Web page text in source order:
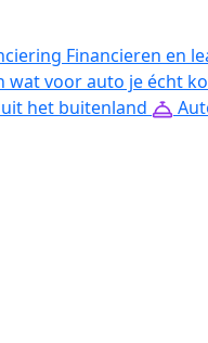
Financieren en
wat voor auto je écht
het buitenland